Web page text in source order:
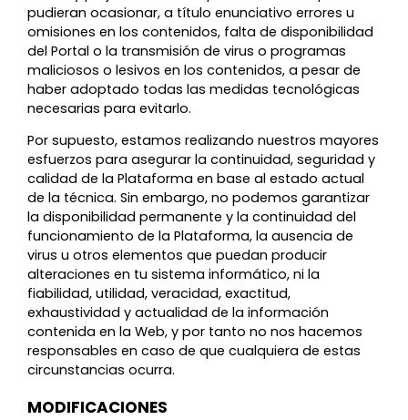
pudieran ocasionar, a título enunciativo errores u
omisiones en los contenidos, falta de disponibilidad
del Portal o la transmisión de virus o programas
maliciosos o lesivos en los contenidos, a pesar de
haber adoptado todas las medidas tecnológicas
necesarias para evitarlo.
Por supuesto, estamos realizando nuestros mayores
esfuerzos para asegurar la continuidad, seguridad y
calidad de la Plataforma en base al estado actual
de la técnica. Sin embargo, no podemos garantizar
la disponibilidad permanente y la continuidad del
funcionamiento de la Plataforma, la ausencia de
virus u otros elementos que puedan producir
alteraciones en tu sistema informático, ni la
fiabilidad, utilidad, veracidad, exactitud,
exhaustividad y actualidad de la información
contenida en la Web, y por tanto no nos hacemos
responsables en caso de que cualquiera de estas
circunstancias ocurra.
MODIFICACIONES